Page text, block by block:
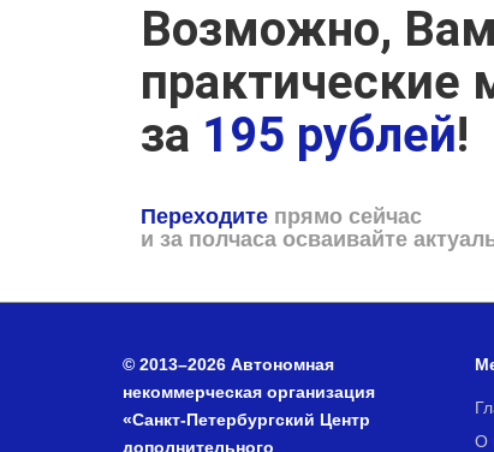
Возможно,
практические
за 195 рублей!
Переходите прямо сейчас
и за полчаса осваивайте
© 2013–2026 Автономная
некоммерческая организация
«Санкт-Петербургский Центр
дополнительного
О